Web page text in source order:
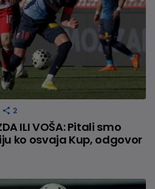
2
ILI VOŠA: Pitali smo
ko osvaja Kup, odgovor